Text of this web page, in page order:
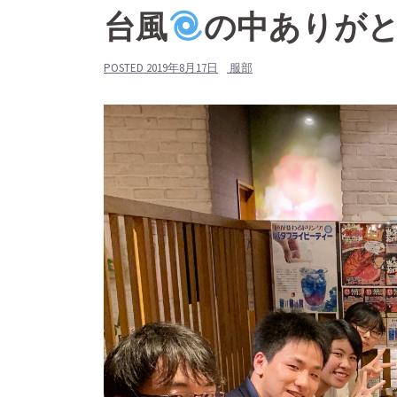
台風 の中ありが
POSTED 2019年8月17日 服部